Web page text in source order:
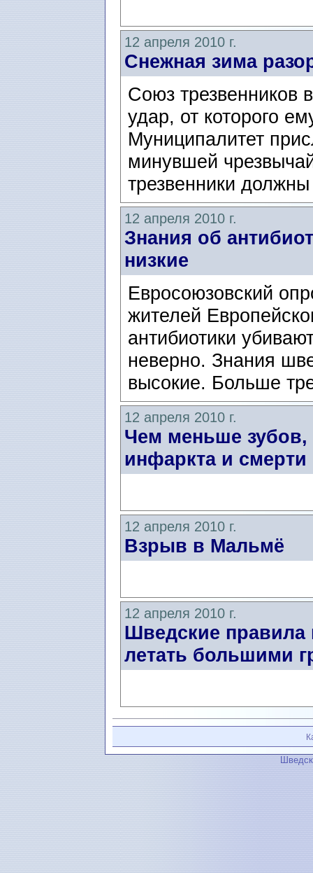
12 апреля 2010 г.
Снежная зима
Союз трезвенников
удар, от которого
Муниципалитет
минувшей
трезвенники
12 апреля 2010 г.
Знания об
низкие
Евросоюзовский
жителей
антибиотики
неверно. Знания
высокие. Больше
12 апреля 2010 г.
Чем меньше
инфаркта и смерти
12 апреля 2010 г.
Взрыв в Мальмё
12 апреля 2010 г.
Шведские правила
летать большими